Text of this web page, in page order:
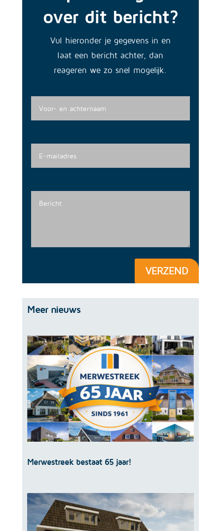
over dit bericht?
Vul hieronder je gegevens in en
laat een bericht achter, dan
reageren we zo snel mogelijk.
VERZEND
Meer nieuws
Merwestreek bestaat 65 jaar!